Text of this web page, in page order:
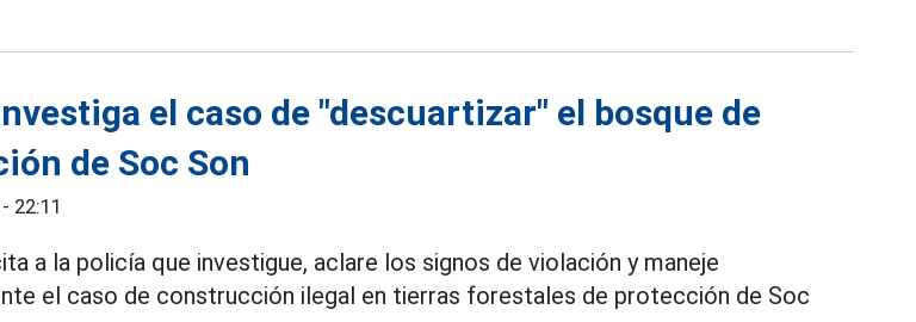
el caso de "descuartizar" el bosque de
de Soc Son
22:11
a la policía que investigue, aclare los signos de violación y maneje
el caso de construcción ilegal en tierras forestales de protección de Soc